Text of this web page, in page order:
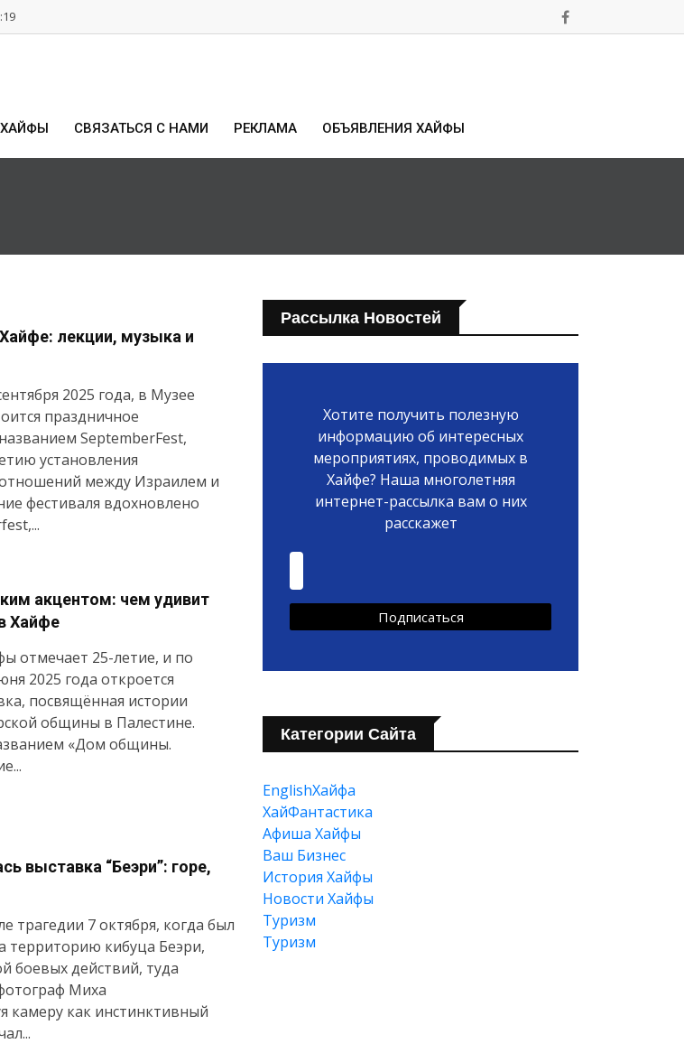
СВЯЗАТЬСЯ С НАМИ РЕКЛАМА ОБЪЯВЛЕНИЯ ХАЙФЫ
лекции, музыка и
2025 года, в Музее
праздничное
SeptemberFest,
установления
между Израилем и
фестиваля вдохновлено
акцентом: чем удивит
Хайфе
отмечает 25-летие, и по
2025 года откроется
посвящённая истории
общины в Палестине.
«Дом общины.
выставка “Беэри”: горе,
трагедии 7 октября, когда был
территорию кибуца Беэри,
боевых действий, туда
Миха
камеру как инстинктивный
Рассылка Новостей
Хотите получить полезную
информацию об интересных
мероприятиях, проводимых в
Хайфе? Наша многолетняя
интернет-рассылка вам о них
расскажет
Категории Сайта
EnglishХайфа
XайФантастика
Афиша Хайфы
Ваш Бизнес
История Хайфы
Новости Хайфы
Туризм
Туризм